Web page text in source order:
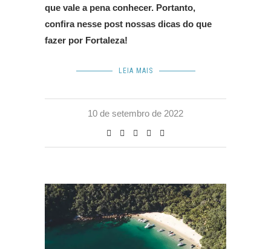
que vale a pena conhecer. Portanto,
confira nesse post nossas dicas do que
fazer por Fortaleza!
LEIA MAIS
10 de setembro de 2022